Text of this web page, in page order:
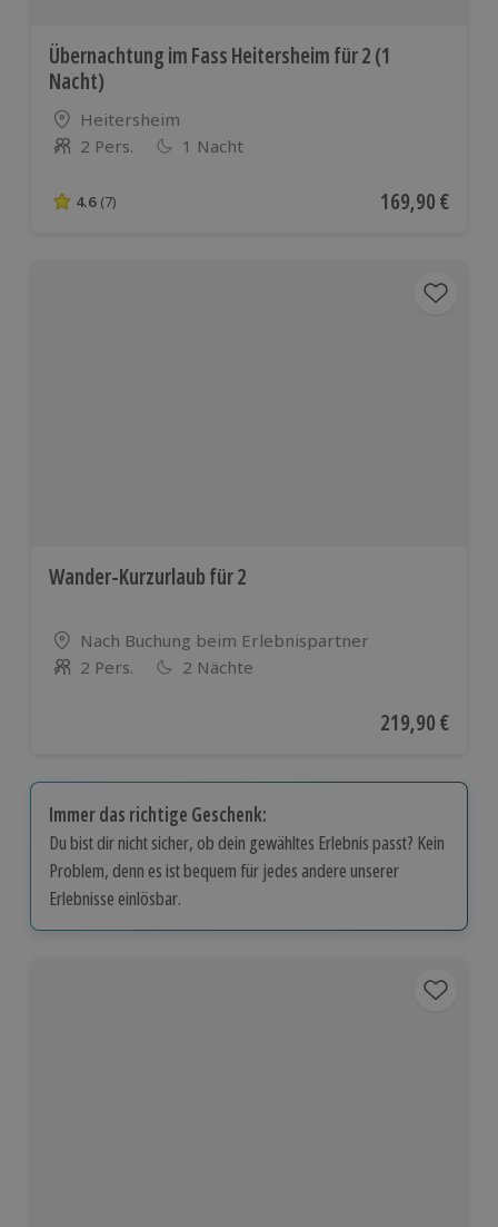
Übernachtung im Fass Heitersheim für 2 (1
Nacht)
Standort
Heitersheim
Anzahl der Teilnehmer
2 Pers. 1 Nacht
4.6 von 5 Sternen basierend auf 7 Bewertungen
4.6 (7) Aktueller Preis
169,90 €
Wander-Kurzurlaub für 2
Standort
Nach Buchung beim Erlebnispartner
Anzahl der Teilnehmer
2 Pers. 2 Nächte
Aktueller Preis
219,90 €
Immer das richtige Geschenk:
Du bist dir nicht sicher, ob dein gewähltes Erlebnis passt? Kein
Problem, denn es ist bequem für jedes andere unserer
Erlebnisse einlösbar.